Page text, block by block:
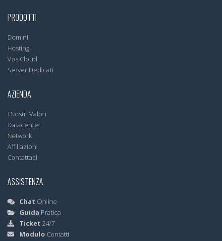
PRODOTTI
Domini
Hosting
Vps Cloud
Server Dedicati
AZIENDA
I Nostri Valori
Datacenter
Network
Affiliazioni
Contattaci
ASSISTENZA
Chat Online
Guida Pratica
Ticket 24/7
Modulo Contatti